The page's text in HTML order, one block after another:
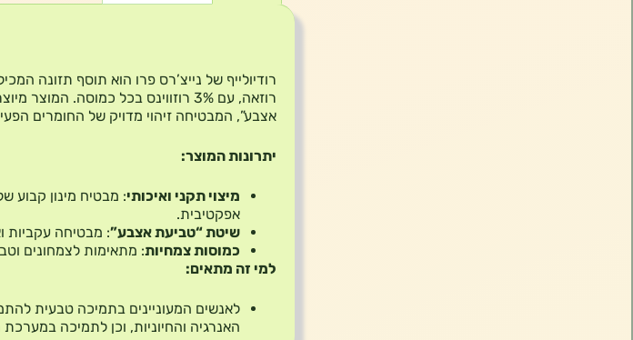
רוזאה, עם 3% רוזווינס בכל כמוסה.
אצבע”, המבטיחה זיהוי מדויק של החומרים
יתרונות המוצר:
מיצוי תקני ואיכותי
אפקטיבית.
שיטת “טביעת אצבע”: מבטיחה עקביות
כמוסות צמחיות: מתאימות לצמחונים
למי זה מתאים:
לאנשים המעוניינים בתמיכה טבעית
האנרגיה והחיוניות, וכן לתמיכה